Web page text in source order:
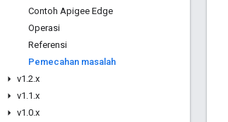
Contoh Apigee Edge
Operasi
Referensi
Pemecahan masalah
v1 .2.x
v1 .1 .x
v1 .0.x